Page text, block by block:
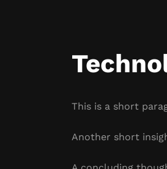
This is a short
Another short